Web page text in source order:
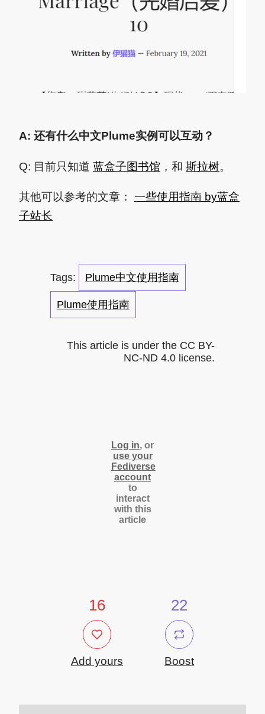
A: 还有什么中文Plume实例可以互动？
Q: 目前只知道 蓝盒子图书馆 ，和 斯拉树。
其他可以参考的文章： 一些使用指南 by蓝盒
子站长
Plume中文使用指南
Plume使用指南
This article is under the CC BY-
NC-ND 4.0 license.
Log in, or
use your
Fediverse
account
to
interact
with this
article
16
Add yours
22
Boost